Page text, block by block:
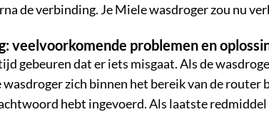
de verbinding. Je Miele wasdroger zou nu
veelvoorkomende problemen en
gebeuren dat er iets misgaat. Als de
wasdroger zich binnen het bereik van de
hebt ingevoerd. Als laatste